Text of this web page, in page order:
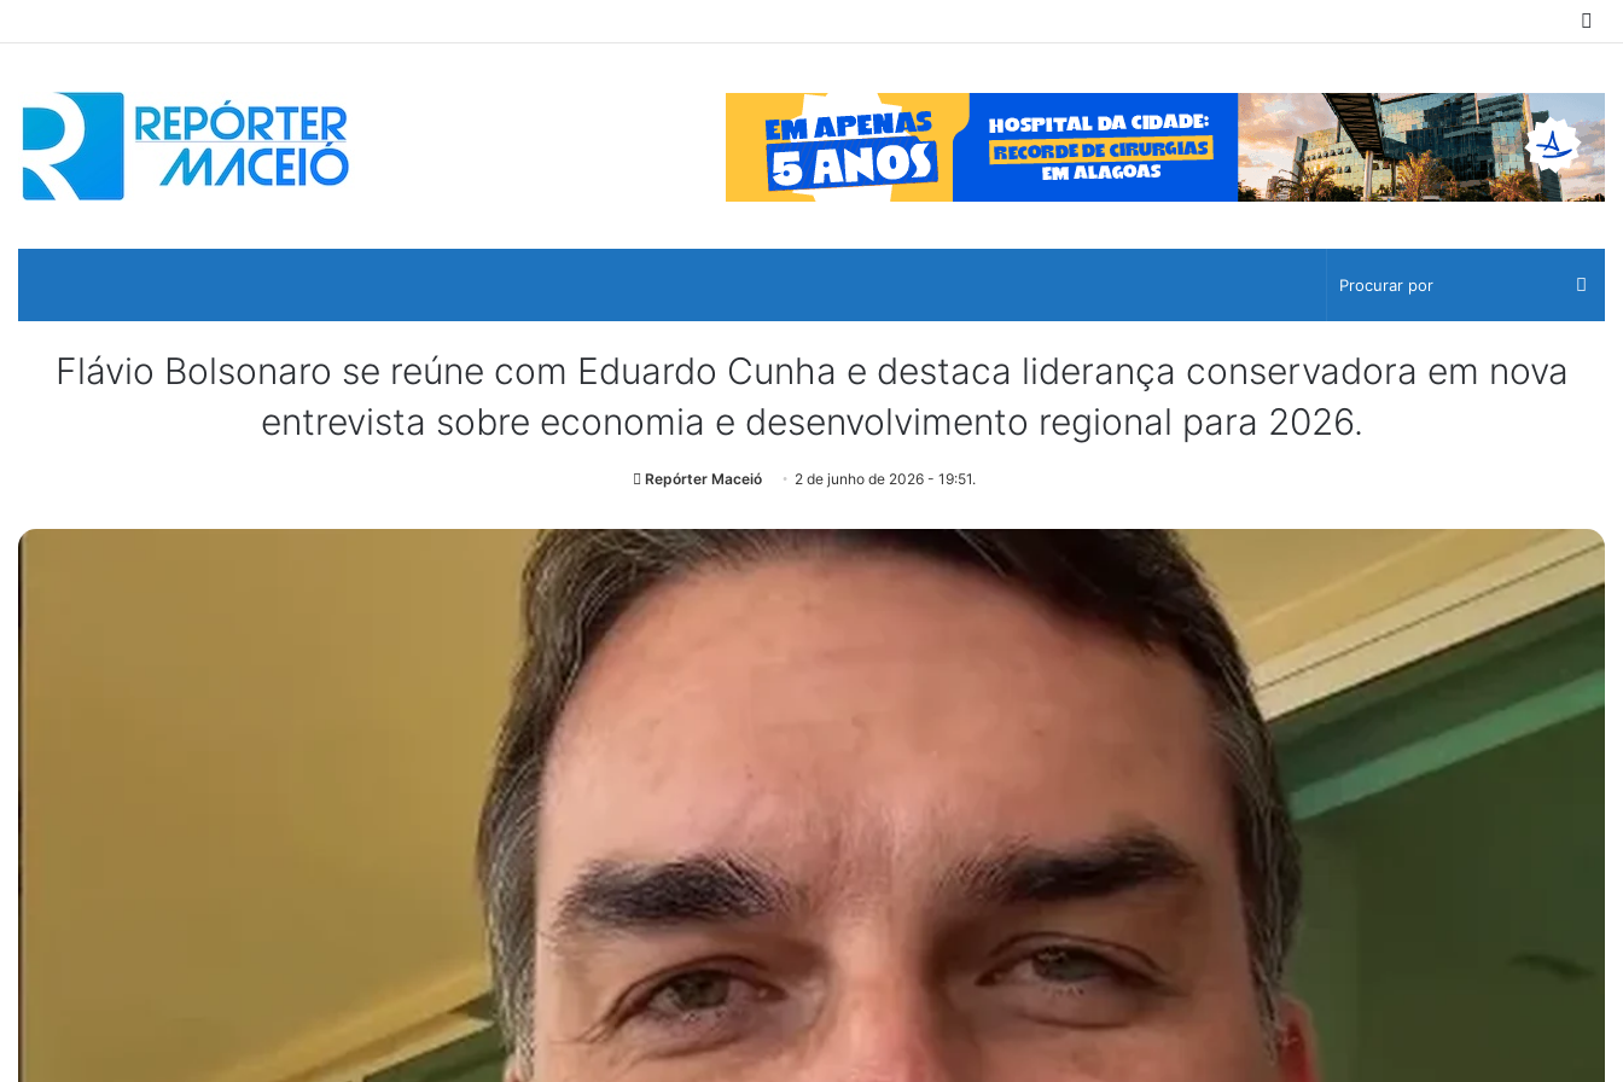
Flávio Bolsonaro se reúne com Eduardo Cunha e destaca liderança conservadora em nova
entrevista sobre economia e desenvolvimento regional para 2026.
Repórter Maceió 2 de junho de 2026 - 19:51.